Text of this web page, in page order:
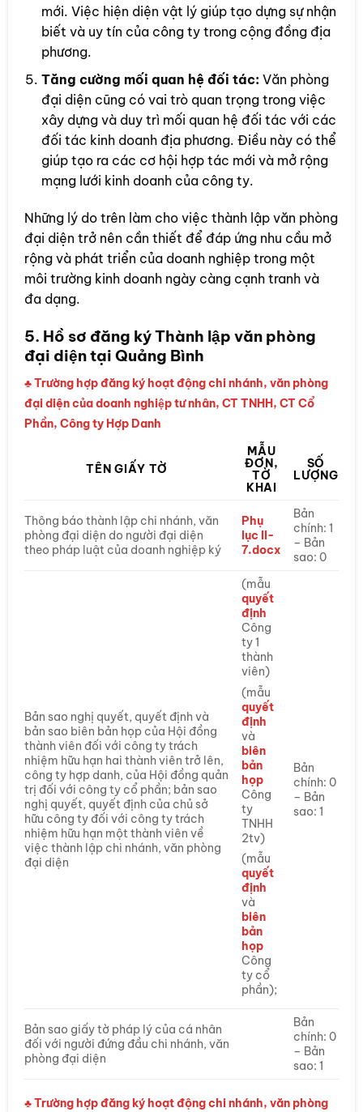
mới. Việc hiện diện vật lý giúp tạo dựng sự nhận
biết và uy tín của công ty trong cộng đồng địa
phương.
Tăng cường mối quan hệ đối tác: Văn phòng
đại diện cũng có vai trò quan trọng trong việc
xây dựng và duy trì mối quan hệ đối tác với các
đối tác kinh doanh địa phương. Điều này có thể
giúp tạo ra các cơ hội hợp tác mới và mở rộng
mạng lưới kinh doanh của công ty.
Những lý do trên làm cho việc thành lập văn phòng
đại diện trở nên cần thiết để đáp ứng nhu cầu mở
rộng và phát triển của doanh nghiệp trong một
môi trường kinh doanh ngày càng cạnh tranh và
đa dạng.
5. Hồ sơ đăng ký Thành lập văn phòng
đại diện tại Quảng Bình
♣ Trường hợp đăng ký hoạt động chi nhánh, văn phòng
đại diện của doanh nghiệp tư nhân, CT TNHH, CT Cổ
Phần, Công ty Hợp Danh
TÊN GIẤY TỜ
MẪU
ĐƠN,
TỜ
KHAI
SỐ
LƯỢNG
Thông báo thành lập chi nhánh, văn
phòng đại diện do người đại diện
theo pháp luật của doanh nghiệp ký
Phụ
lục II-
7.docx
Bản
chính: 1
– Bản
sao: 0
Bản sao nghị quyết, quyết định và
bản sao biên bản họp của Hội đồng
thành viên đối với công ty trách
nhiệm hữu hạn hai thành viên trở lên,
công ty hợp danh, của Hội đồng quản
trị đối với công ty cổ phần; bản sao
nghị quyết, quyết định của chủ sở
hữu công ty đối với công ty trách
nhiệm hữu hạn một thành viên về
việc thành lập chi nhánh, văn phòng
đại diện
(mẫu
quyết
định
Công
ty 1
thành
viên)
(mẫu
quyết
định
và
biên
bản
họp
Công
ty
TNHH
2tv)
(mẫu
quyết
định
và
biên
bản
họp
Công
ty cổ
phần);
Bản
chính: 0
– Bản
sao: 1
Bản sao giấy tờ pháp lý của cá nhân
đối với người đứng đầu chi nhánh, văn
phòng đại diện
Bản
chính: 0
– Bản
sao: 1
♣ Trường hợp đăng ký hoạt động chi nhánh, văn phòng